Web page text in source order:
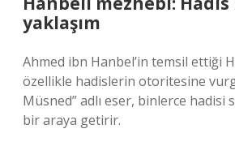
yaklaşım
Ahmed ibn Hanbel’in temsil ettiği
özellikle hadislerin otoritesine
Müsned” adlı eser, binlerce hadisi
bir araya getirir.